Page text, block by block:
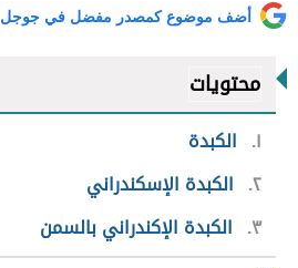
أضف موضوع كمصدر مفضل في جوجل
محتويات
١
الكبدة
٢ الكبدة الإسكندراني
٣
الكبدة الإكندراني بالسمن